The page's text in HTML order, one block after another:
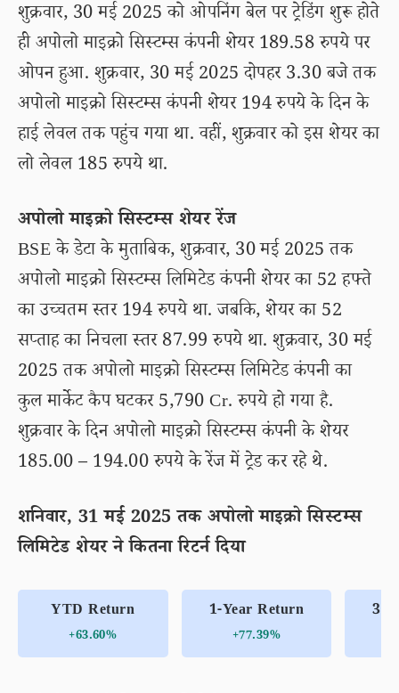
शुक्रवार, 30 मई 2025 को ओपनिंग बेल पर ट्रेडिंग शुरू होते
ही अपोलो माइक्रो सिस्टम्स कंपनी शेयर 189.58 रुपये पर
ओपन हुआ. शुक्रवार, 30 मई 2025 दोपहर 3.30 बजे तक
अपोलो माइक्रो सिस्टम्स कंपनी शेयर 194 रुपये के दिन के
हाई लेवल तक पहुंच गया था. वहीं, शुक्रवार को इस शेयर का
लो लेवल 185 रुपये था.
अपोलो माइक्रो सिस्टम्स शेयर रेंज
BSE के डेटा के मुताबिक, शुक्रवार, 30 मई 2025 तक
अपोलो माइक्रो सिस्टम्स लिमिटेड कंपनी शेयर का 52 हफ्ते
का उच्चतम स्तर 194 रुपये था. जबकि, शेयर का 52
सप्ताह का निचला स्तर 87.99 रुपये था. शुक्रवार, 30 मई
2025 तक अपोलो माइक्रो सिस्टम्स लिमिटेड कंपनी का
कुल मार्केट कैप घटकर 5,790 Cr. रुपये हो गया है.
शुक्रवार के दिन अपोलो माइक्रो सिस्टम्स कंपनी के शेयर
185.00 – 194.00 रुपये के रेंज में ट्रेड कर रहे थे.
शनिवार, 31 मई 2025 तक अपोलो माइक्रो सिस्टम्स
लिमिटेड शेयर ने कितना रिटर्न दिया
YTD Return
+63.60%
1-Year Return
+77.39%
3-